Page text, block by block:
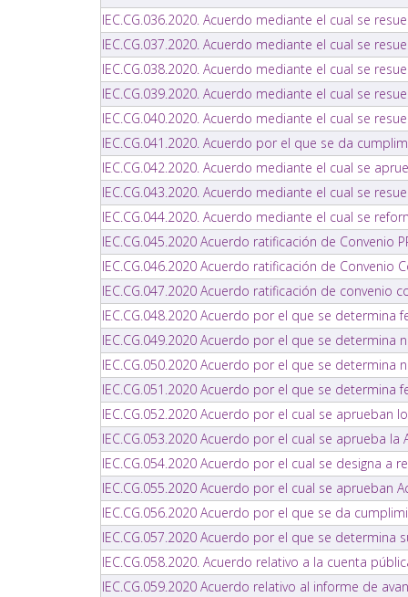
IEC.CG.036.2020. Acuerdo mediante el cual se
IEC.CG.037.2020. Acuerdo mediante el cual se
IEC.CG.038.2020. Acuerdo mediante el cual se
IEC.CG.039.2020. Acuerdo mediante el cual se
IEC.CG.040.2020. Acuerdo mediante el cual se
IEC.CG.041.2020. Acuerdo por el que se da
IEC.CG.042.2020. Acuerdo mediante el cual se
IEC.CG.043.2020. Acuerdo mediante el cual se
IEC.CG.044.2020. Acuerdo mediante el cual se
IEC.CG.045.2020 Acuerdo ratificación de Convenio
IEC.CG.046.2020 Acuerdo ratificación de Convenio
IEC.CG.047.2020 Acuerdo ratificación de
IEC.CG.048.2020 Acuerdo por el que se determina
IEC.CG.049.2020 Acuerdo por el que se
IEC.CG.050.2020 Acuerdo por el que se
IEC.CG.051.2020 Acuerdo por el que se determina
IEC.CG.052.2020 Acuerdo por el cual se aprueban
IEC.CG.053.2020 Acuerdo por el cual se aprueba
IEC.CG.054.2020 Acuerdo por el cual se designa
IEC.CG.055.2020 Acuerdo por el cual se aprueban
IEC.CG.056.2020 Acuerdo por el que se da
IEC.CG.057.2020 Acuerdo por el que se
IEC.CG.058.2020. Acuerdo relativo a la cuenta
IEC.CG.059.2020 Acuerdo relativo al informe de